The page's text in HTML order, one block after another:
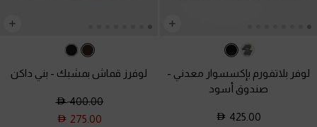
لوفر بلاتفورم بإكسسوار معدني -
صندوق أسود
425.00
لوفرز قماش بمشبك - بني داكن
400.00
275.00